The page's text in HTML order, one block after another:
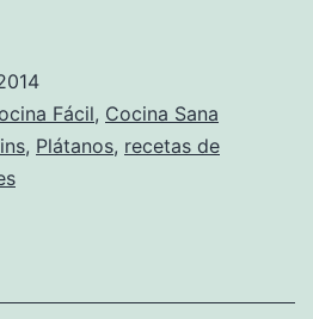
Fácil, Cocina Sana
, Plátanos, recetas de